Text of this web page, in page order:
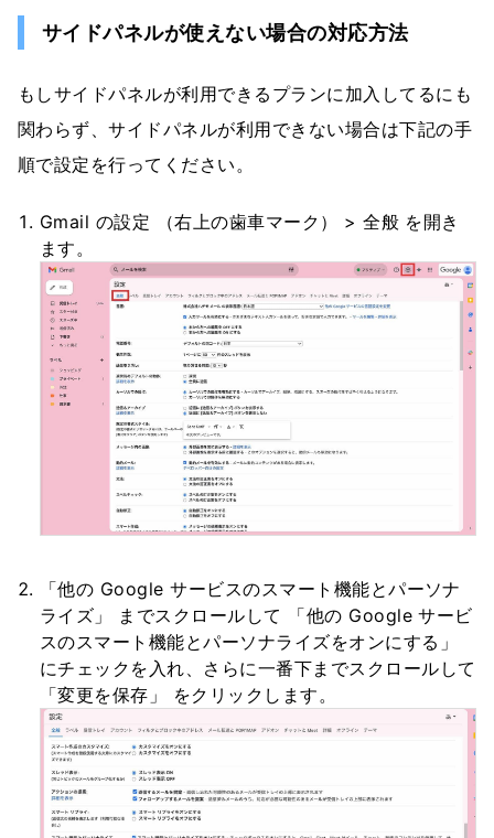
サイドパネルが使えない場合の対応方法
もしサイドパネルが利用できるプランに加入してるにも
関わらず、サイドパネルが利用できない場合は下記の手
順で設定を行ってください。
Gmail の設定 （右上の歯車マーク） > 全般 を開き
ます。
「他の Google サービスのスマート機能とパーソナ
ライズ」 までスクロールして 「他の Google サービ
スのスマート機能とパーソナライズをオンにする」
にチェックを入れ、さらに一番下までスクロールして
「変更を保存」 をクリックします。